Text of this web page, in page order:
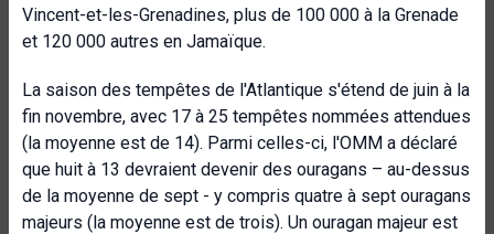
Vincent-et-les-Grenadines, plus de 100 000 à la Grenade
et 120 000 autres en Jamaïque.
La saison des tempêtes de l'Atlantique s'étend de juin à la
fin novembre, avec 17 à 25 tempêtes nommées attendues
(la moyenne est de 14). Parmi celles-ci, l'OMM a déclaré
que huit à 13 devraient devenir des ouragans – au-dessus
de la moyenne de sept - y compris quatre à sept ouragans
majeurs (la moyenne est de trois). Un ouragan majeur est